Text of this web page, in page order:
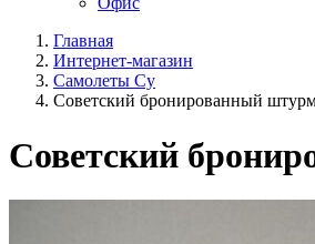
Главная
Интернет-магазин
Самолеты Су
Советский бронированный
Советский